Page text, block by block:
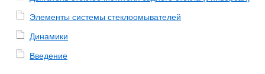
Элементы системы стеклоомывателей
Динамики
Введение